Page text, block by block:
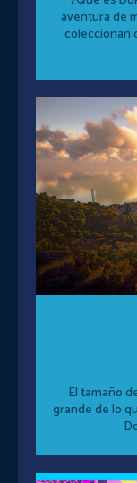
aventura de
coleccionan
El tamaño
grande de lo